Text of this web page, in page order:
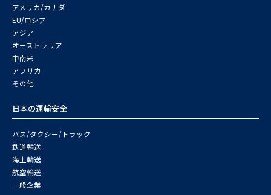
アメリカ/カナダ
EU/ロシア
アジア
オーストラリア
中南米
アフリカ
その他
日本の運輸安全
バス/タクシー/トラック
鉄道輸送
海上輸送
航空輸送
一般企業